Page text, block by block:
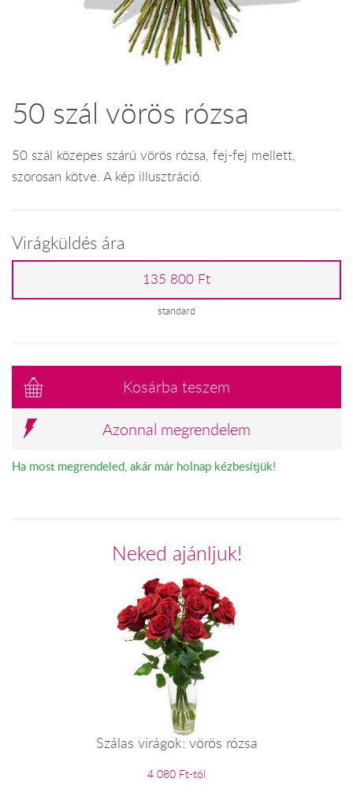
50 szál vörös rózsa
50 szál közepes szárú vörös rózsa, fej-fej mellett,
szorosan kötve. A kép illusztráció.
Virágküldés ára
135 800 Ft
standard
Kosárba teszem
Azonnal megrendelem
Ha most megrendeled, akár már holnap kézbesítjük!
Neked ajánljuk!
Szálas virágok: vörös rózsa
4 080 Ft-tól